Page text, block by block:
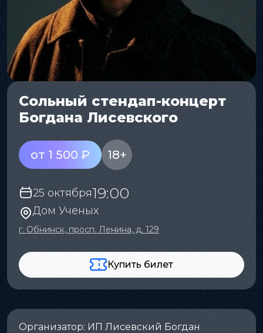
Сольный стендап-концерт
Богдана Лисевского
от 1 500 ₽ 18+
25 октября19:00
Дом Ученых
г. Обнинск, просп. Ленина, д. 129
Купить билет
Организатор: ИП Лисевский Богдан